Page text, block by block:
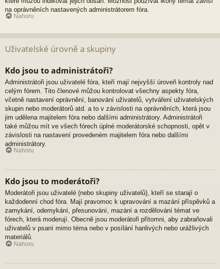
na oprávněních nastavených administrátorem fóra.
Nahoru
Uživatelské úrovně a skupiny
Kdo jsou to administrátoři?
Administrátoři jsou uživatelé fóra, kteří mají nejvyšší úroveň kontroly nad
celým fórem. Tito členové můžou kontrolovat všechny aspekty fóra,
včetně nastavení oprávnění, banování uživatelů, vytváření uživatelských
skupin nebo moderátorů atd. a to v závislosti na oprávněních, která jsou
jim udělena majitelem fóra nebo dalšími administrátory. Administrátoři
také můžou mít ve všech fórech úplné moderátorské schopnosti, opět v
závislosti na nastavení provedeném majitelem fóra nebo dalšími
administrátory.
Nahoru
Kdo jsou to moderátoři?
Moderátoři jsou uživatelé (nebo skupiny uživatelů), kteří se starají o
každodenní chod fóra. Mají pravomoc k upravování a mazání příspěvků a
zamykání, odemykání, přesunování, mazání a rozdělování témat ve
fórech, která moderují. Obecně jsou moderátoři přítomni, aby zabraňovali
uživatelů v psaní mimo téma nebo v posílání hanlivých nebo urážlivých
materiálů.
Nahoru